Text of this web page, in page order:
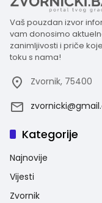
Vaš pouzdan izvor
vam donosimo
zanimljivosti i priče
toku s nama!
Zvornik, 75400
Kategorije
Najnovije
Vijesti
Zvornik